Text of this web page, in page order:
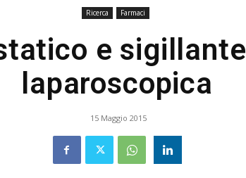
Ricerca Farmaci
e
laparoscopica
15 Maggio 2015